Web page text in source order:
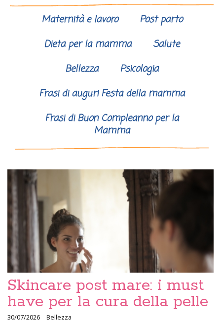
Maternità e lavoro
Post parto
Dieta per la mamma
Salute
Bellezza
Psicologia
Frasi di auguri Festa della mamma
Frasi di Buon Compleanno per la
Mamma
Skincare post mare: i must
have per la cura della pelle
30/07/2026
Bellezza